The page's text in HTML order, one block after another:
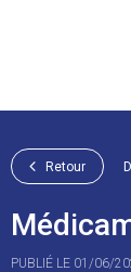
Retour
PUBLIÉ LE 01/06/